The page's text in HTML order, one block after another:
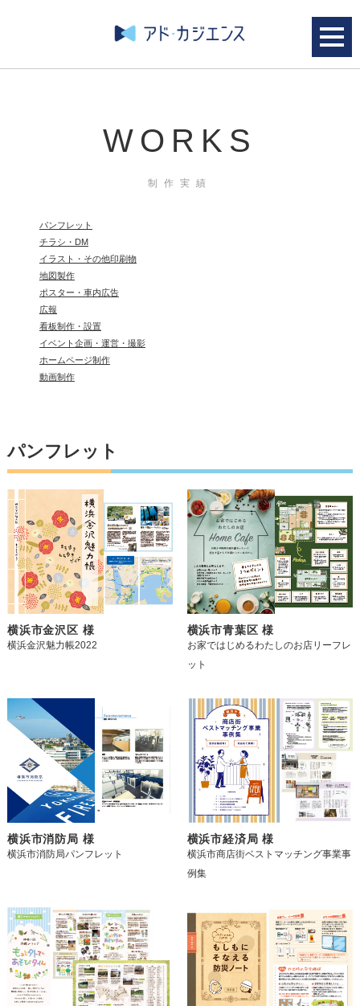
WORKS
制作実績
パンフレット
チラシ・DM
イラスト・その他印刷物
地図製作
ポスター・車内広告
広報
看板制作・設置
イベント企画・運営・撮影
ホームページ制作
動画制作
パンフレット
横浜市金沢区 様
横浜金沢魅力帳2022
横浜市青葉区 様
お家ではじめるわたしのお店リーフレ
ット
横浜市消防局 様
横浜市消防局パンフレット
横浜市経済局 様
横浜市商店街ベストマッチング事業事
例集